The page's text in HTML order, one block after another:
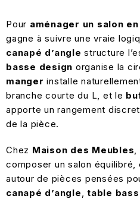
Pour aménager un salon
gagne à suivre une vraie
canapé d’angle structure
basse design organise la
manger installe
branche courte du L, et le
apporte un rangement
de la pièce.
Chez Maison des Meubles,
composer un salon
autour de pièces pensées
canapé d’angle, table